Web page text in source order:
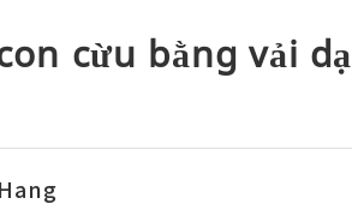
cừu bằng vải dạ